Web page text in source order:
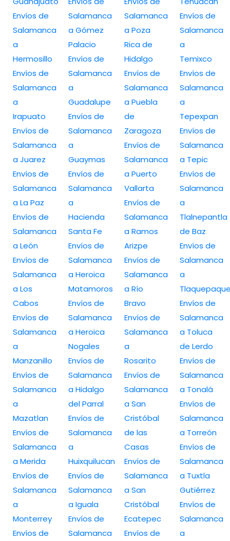
Envíos de
Salamanca
a
Hermosillo
Envíos de
Salamanca
a
Irapuato
Envíos de
Salamanca
a Juarez
Envíos de
Salamanca
a La Paz
Envíos de
Salamanca
a León
Envíos de
Salamanca
a Los
Cabos
Envíos de
Salamanca
a
Manzanillo
Envíos de
Salamanca
a
Mazatlan
Envíos de
Salamanca
a Merida
Envíos de
Salamanca
a
Monterrey
Envíos de
Salamanca
a Gómez
Palacio
Envíos de
Salamanca
a
Guadalupe
Envíos de
Salamanca
a
Guaymas
Envíos de
Salamanca
a
Hacienda
Santa Fe
Envíos de
Salamanca
a Heroica
Matamoros
Envíos de
Salamanca
a Heroica
Nogales
Envíos de
Salamanca
a Hidalgo
del Parral
Envíos de
Salamanca
a
Huixquilucan
Envíos de
Salamanca
a Iguala
Envíos de
Salamanca
Salamanca
a Poza
Rica de
Hidalgo
Envíos de
Salamanca
a Puebla
de
Zaragoza
Envíos de
Salamanca
a Puerto
Vallarta
Envíos de
Salamanca
a Ramos
Arizpe
Envíos de
Salamanca
a Río
Bravo
Envíos de
Salamanca
a
Rosarito
Envíos de
Salamanca
a San
Cristóbal
de las
Casas
Envíos de
Salamanca
a San
Cristóbal
Ecatepec
Envíos de
Envíos de
Salamanca
a
Temixco
Envíos de
Salamanca
a
Tepexpan
Envíos de
Salamanca
a Tepic
Envíos de
Salamanca
a
Tlalnepantla
de Baz
Envíos de
Salamanca
a
Envíos de
Salamanca
a Toluca
de Lerdo
Envíos de
Salamanca
a Tonalá
Envíos de
Salamanca
a Torreón
Envíos de
Salamanca
a Tuxtla
Gutiérrez
Envíos de
Salamanca
a